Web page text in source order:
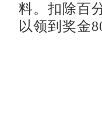
料。扣除百
以领到奖金